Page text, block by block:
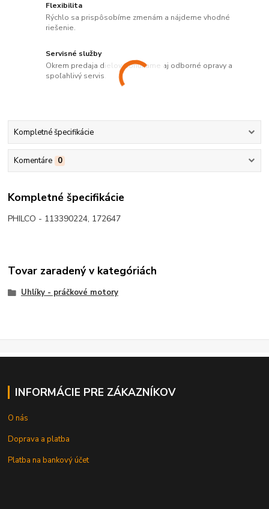
Flexibilita
Rýchlo sa prispôsobíme zmenám a nájdeme vhodné
riešenie.
Servisné služby
Okrem predaja dielov ponúkame aj odborné opravy a
spoľahlivý servis.
Kompletné špecifikácie
Komentáre 0
Kompletné špecifikácie
PHILCO - 113390224, 172647
Tovar zaradený v kategóriách
Uhlíky - práčkové motory
INFORMÁCIE PRE ZÁKAZNÍKOV
O nás
Doprava a platba
Platba na bankový účet